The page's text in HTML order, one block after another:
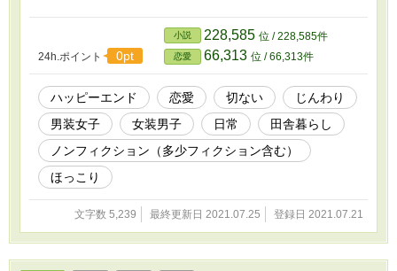
24h.ポイント 0pt
小説 228,585 位 / 228,585件
恋愛 66,313 位 / 66,313件
ハッピーエンド 恋愛 切ない
じんわり
男装女子
女装男子 日常
田舎暮らし
ノンフィクション（多少フィクション含む）
ほっこり
文字数 5,239 最終更新日 2021.07.25 登録日 2021.07.21